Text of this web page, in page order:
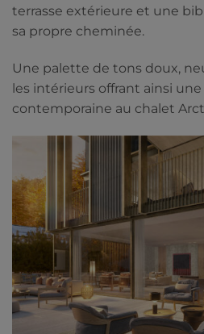
terrasse extérieure et une
sa propre cheminée.
Une palette de tons doux,
les intérieurs offrant ainsi
contemporaine au chalet